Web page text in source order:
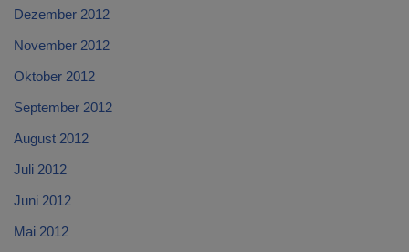
Dezember 2012
November 2012
Oktober 2012
September 2012
August 2012
Juli 2012
Juni 2012
Mai 2012